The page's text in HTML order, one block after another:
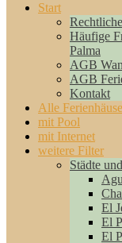
Start
Häufige
Palma
AGB
AGB
Kontakt
Alle
mit Pool
mit Internet
weitere Filter
Städte
El
El
El